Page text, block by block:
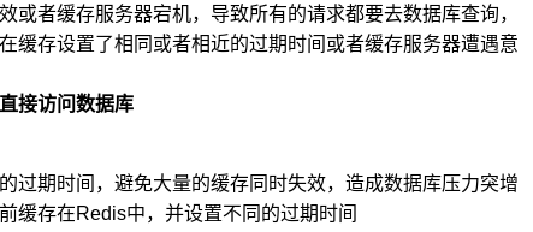
者缓存服务器宕机，导致所有的请求都要去数据库查询，
缓存设置了相同或者相近的过期时间或者缓存服务器遭遇意
接访问数据库
过期时间，避免大量的缓存同时失效，造成数据库压力突增
缓存在Redis中，并设置不同的过期时间